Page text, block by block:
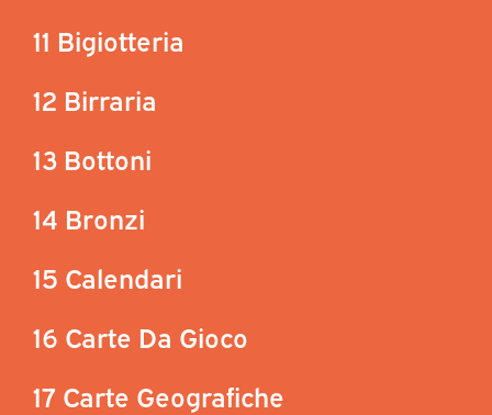
11 Bigiotteria
12 Birraria
13 Bottoni
14 Bronzi
15 Calendari
16 Carte Da Gioco
17 Carte Geografiche